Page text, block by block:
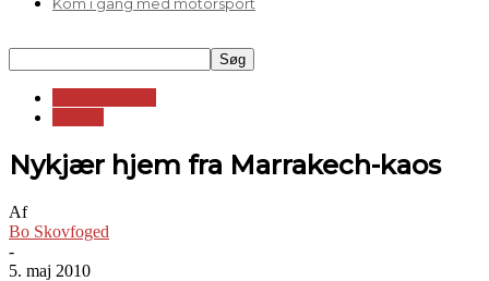
Nykjær hjem fra Marrakech-kaos
Af
Bo Skovfoged
-
5. maj 2010